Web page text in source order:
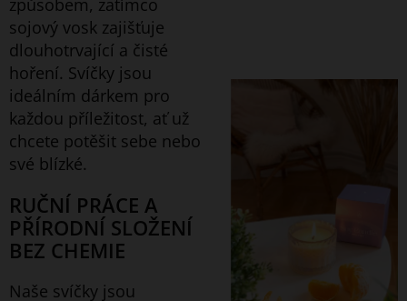
sojový vosk zajišťuje
dlouhotrvající a čisté
hoření. Svíčky jsou
ideálním dárkem pro
každou příležitost, ať už
chcete potěšit sebe nebo
své blízké.
RUČNÍ PRÁCE A
PŘÍRODNÍ SLOŽENÍ
BEZ CHEMIE
Naše svíčky jsou